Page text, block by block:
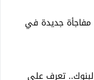
مفاجأة جديدة في
تعرف على